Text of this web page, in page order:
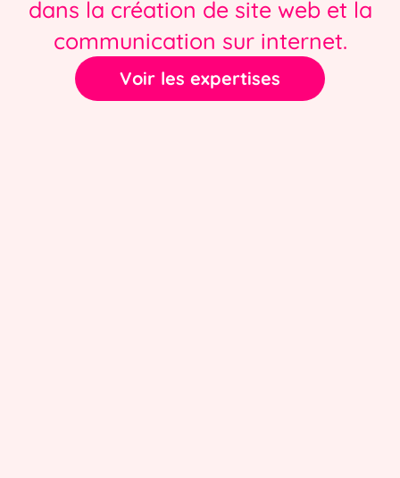
dans la création de site web et la
communication sur internet.
Voir les expertises